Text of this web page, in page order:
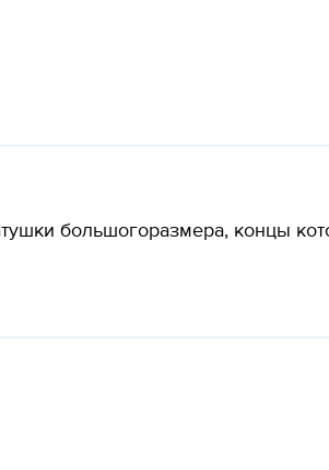
большогоразмера, концы